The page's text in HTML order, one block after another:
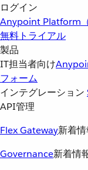
ログイン
Anypoint Platform
無料トライアル
製品
IT担当者向け
フォーム
インテグレーション
API管理
Flex Gateway新着情
Governance新着情